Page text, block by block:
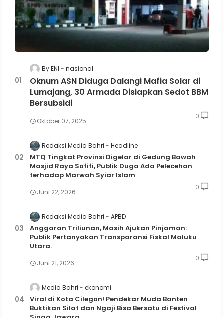
By ENI nasional
Oknum ASN Diduga Dalangi Mafia Solar di
Lumajang, 30 Armada Disiapkan Sedot BBM
Bersubsidi
Oktober 07, 2025
0
Redaksi Media Bahri Headline
MTQ Tingkat Provinsi Digelar di Gedung Bawah
Masjid Raya Sofifi, Publik Duga Ada Pelecehan
terhadap Marwah Syiar Islam
Juni 22, 2026
0
Redaksi Media Bahri APBD
Anggaran Triliunan, Masih Ajukan Pinjaman:
Publik Pertanyakan Transparansi Fiskal Maluku
Utara.
Juni 21, 2026
0
Media Bahri ekonomi
Viral di Kota Cilegon! Pendekar Muda Banten
Buktikan Silat dan Ngaji Bisa Bersatu di Festival